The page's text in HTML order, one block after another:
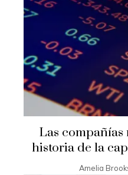
Las compañías
historia de la
Amelia